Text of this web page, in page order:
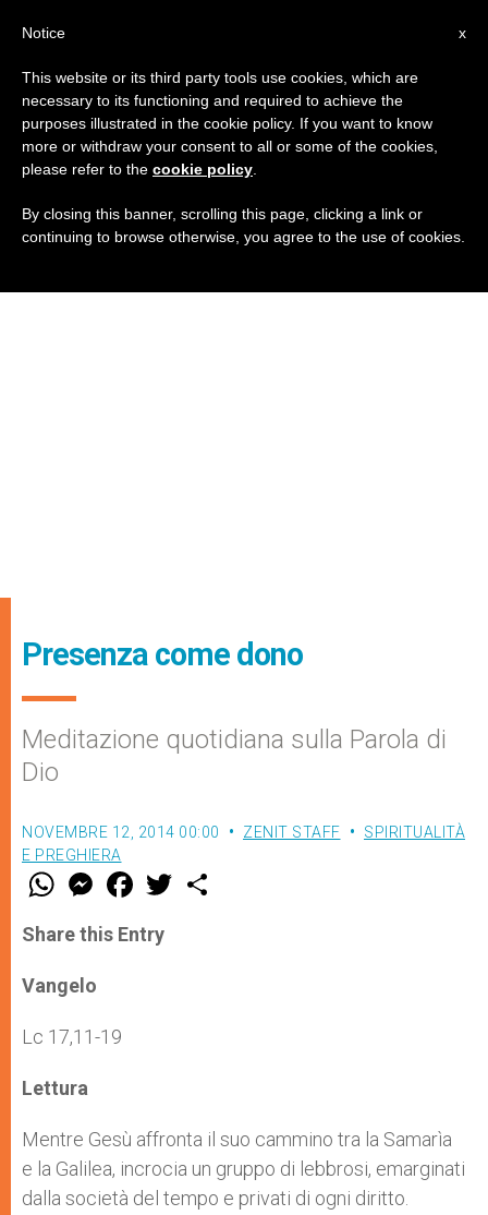
Presenza come dono
Meditazione quotidiana sulla Parola di
Dio
NOVEMBRE 12, 2014 00:00 ZENIT STAFF
SPIRITUALITÀ
E PREGHIERA
W
t
s
p
p
M
e
s
e
F
a
e
b
w
Share this Entry
Vangelo
Lc 17,11-19
Lettura
Mentre Gesù affronta il suo cammino tra la Samarìa
e la Galilea, incrocia un gruppo di lebbrosi, emarginati
dalla società del tempo e privati di ogni diritto.
x
Notice
This website or its third party tools use cookies, which are
necessary to its functioning and required to achieve the
purposes illustrated in the cookie policy. If you want to know
more or withdraw your consent to all or some of the cookies,
please refer to the cookie policy
By closing this banner, scrolling this page, clicking a link or
continuing to browse otherwise, you agree to the use of cookies.